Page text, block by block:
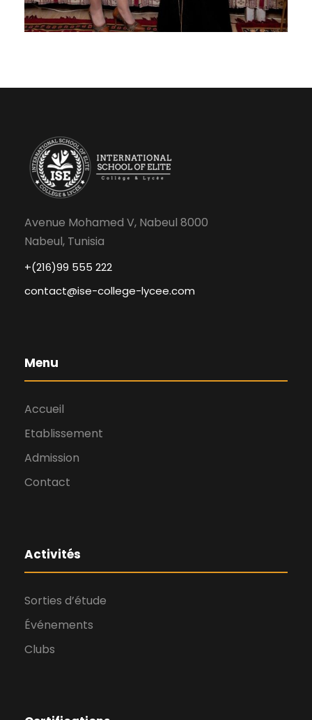
Avenue Mohamed V, Nabeul 8000
Nabeul, Tunisia
+(216)99 555 222
contact@ise-college-lycee.com
Menu
Accueil
Etablissement
Admission
Contact
Activités
Sorties d’étude
Événements
Clubs